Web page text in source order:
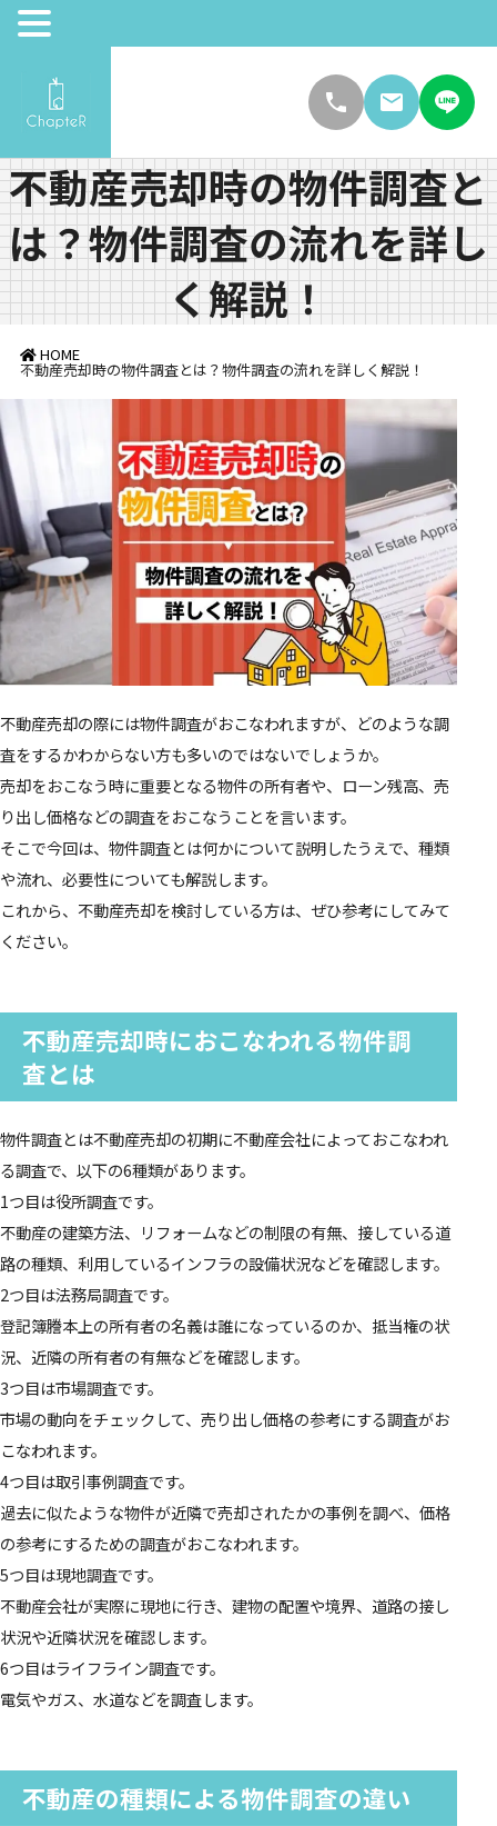
不動産売却時の物件調査と
は？物件調査の流れを詳し
く解説！
HOME
不動産売却時の物件調査とは？物件調査の流れを詳しく解説！
不動産売却の際には物件調査がおこなわれますが、どのような調
査をするかわからない方も多いのではないでしょうか。
売却をおこなう時に重要となる物件の所有者や、ローン残高、売
り出し価格などの調査をおこなうことを言います。
そこで今回は、物件調査とは何かについて説明したうえで、種類
や流れ、必要性についても解説します。
これから、不動産売却を検討している方は、ぜひ参考にしてみて
ください。
不動産売却時におこなわれる物件調
査とは
物件調査とは不動産売却の初期に不動産会社によっておこなわれ
る調査で、以下の6種類があります。
1つ目は役所調査です。
不動産の建築方法、リフォームなどの制限の有無、接している道
路の種類、利用しているインフラの設備状況などを確認します。
2つ目は法務局調査です。
登記簿謄本上の所有者の名義は誰になっているのか、抵当権の状
況、近隣の所有者の有無などを確認します。
3つ目は市場調査です。
市場の動向をチェックして、売り出し価格の参考にする調査がお
こなわれます。
4つ目は取引事例調査です。
過去に似たような物件が近隣で売却されたかの事例を調べ、価格
の参考にするための調査がおこなわれます。
5つ目は現地調査です。
不動産会社が実際に現地に行き、建物の配置や境界、道路の接し
状況や近隣状況を確認します。
6つ目はライフライン調査です。
電気やガス、水道などを調査します。
不動産の種類による物件調査の違い